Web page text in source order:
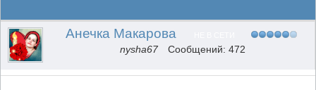
Анечка Макарова
nysha67 Сообщений: 472